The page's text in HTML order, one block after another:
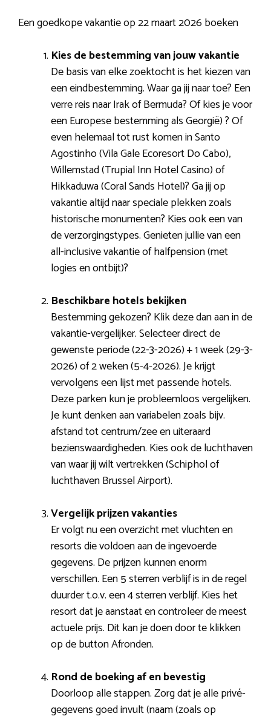
Een goedkope vakantie op 22 maart 2026 boeken
Kies de bestemming van jouw vakantie
De basis van elke zoektocht is het kiezen van
een eindbestemming. Waar ga jij naar toe? Een
verre reis naar Irak of Bermuda? Of kies je voor
een Europese bestemming als Georgië) ? Of
even helemaal tot rust komen in Santo
Agostinho (Vila Gale Ecoresort Do Cabo),
Willemstad (Trupial Inn Hotel Casino) of
Hikkaduwa (Coral Sands Hotel)? Ga jij op
vakantie altijd naar speciale plekken zoals
historische monumenten? Kies ook een van
de verzorgingstypes. Genieten jullie van een
all-inclusive vakantie of halfpension (met
logies en ontbijt)?
Beschikbare hotels bekijken
Bestemming gekozen? Klik deze dan aan in de
vakantie-vergelijker. Selecteer direct de
gewenste periode (22-3-2026) + 1 week (29-3-
2026) of 2 weken (5-4-2026). Je krijgt
vervolgens een lijst met passende hotels.
Deze parken kun je probleemloos vergelijken.
Je kunt denken aan variabelen zoals bijv.
afstand tot centrum/zee en uiteraard
bezienswaardigheden. Kies ook de luchthaven
van waar jij wilt vertrekken (Schiphol of
luchthaven Brussel Airport).
Vergelijk prijzen vakanties
Er volgt nu een overzicht met vluchten en
resorts die voldoen aan de ingevoerde
gegevens. De prijzen kunnen enorm
verschillen. Een 5 sterren verblijf is in de regel
duurder t.o.v. een 4 sterren verblijf. Kies het
resort dat je aanstaat en controleer de meest
actuele prijs. Dit kan je doen door te klikken
op de button Afronden.
Rond de boeking af en bevestig
Doorloop alle stappen. Zorg dat je alle privé-
gegevens goed invult (naam (zoals op